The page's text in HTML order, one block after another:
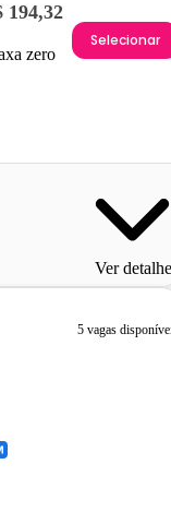
194,32
zero
Selecionar
Ver
5 vagas